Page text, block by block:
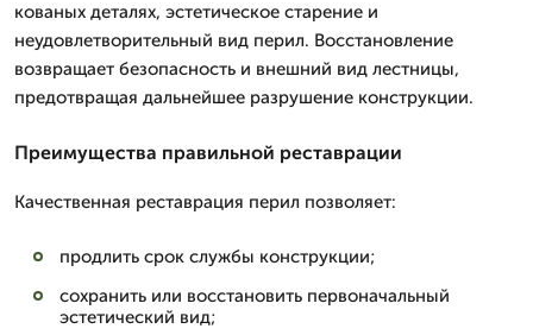
кованых деталях, эстетическое старение и
неудовлетворительный вид перил. Восстановление
возвращает безопасность и внешний вид лестницы,
предотвращая дальнейшее разрушение конструкции.
Преимущества правильной реставрации
Качественная реставрация перил позволяет:
продлить срок службы конструкции;
сохранить или восстановить первоначальный
эстетический вид;